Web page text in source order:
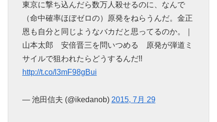
東京に撃ち込んだら数万人殺せるのに、なんで
（命中確率ほぼゼロの）原発をねらうんだ。金正
恩も自分と同じようなバカだと思ってるのか。｜
山本太郎 安倍晋三を問いつめる 原発が弾道ミ
サイルで狙われたらどうするんだ!!
http://t.co/l3mF98gBui
— 池田信夫 (@ikedanob) 2015, 7月 29